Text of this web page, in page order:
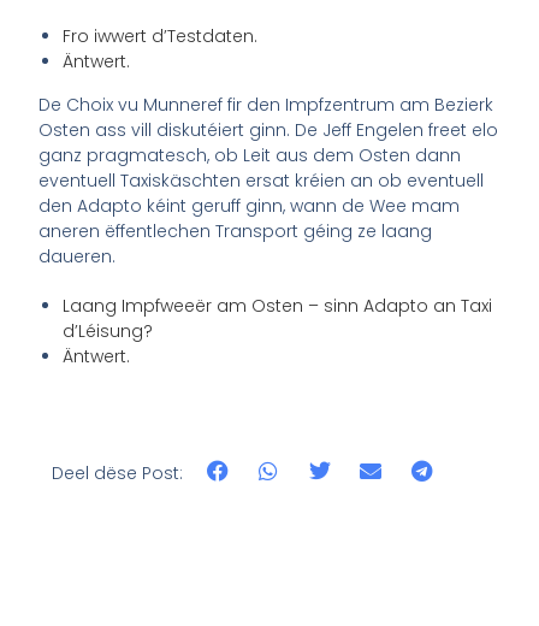
Fro iwwert d’Testdaten.
Äntwert.
De Choix vu Munneref fir den Impfzentrum am Bezierk
Osten ass vill diskutéiert ginn. De Jeff Engelen freet elo
ganz pragmatesch, ob Leit aus dem Osten dann
eventuell Taxiskäschten ersat kréien an ob eventuell
den Adapto kéint geruff ginn, wann de Wee mam
aneren ëffentlechen Transport géing ze laang
daueren.
Laang Impfweeër am Osten – sinn Adapto an Taxi
d’Léisung?
Äntwert.
Deel dëse Post: